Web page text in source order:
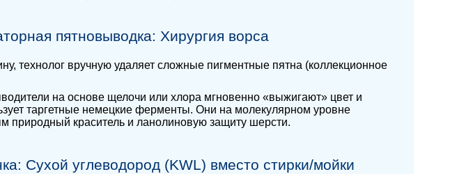
пятновыводка: Хирургия ворса
технолог вручную удаляет сложные пигментные пятна (коллекционное
на основе щелочи или хлора мгновенно «выжигают» цвет и
таргетные немецкие ферменты. Они на молекулярном уровне
природный краситель и ланолиновую защиту шерсти.
Сухой углеводород (KWL) вместо стирки/мойки